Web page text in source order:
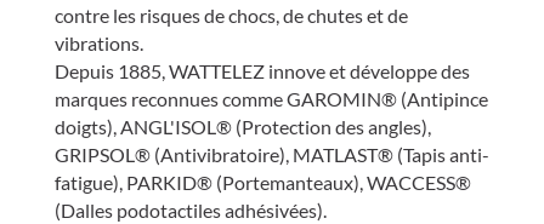
contre les risques de chocs, de chutes et de
vibrations.
Depuis 1885, WATTELEZ innove et développe des
marques reconnues comme GAROMIN® (Antipince
doigts), ANGL'ISOL® (Protection des angles),
GRIPSOL® (Antivibratoire), MATLAST® (Tapis anti-
fatigue), PARKID® (Portemanteaux), WACCESS®
(Dalles podotactiles adhésivées).